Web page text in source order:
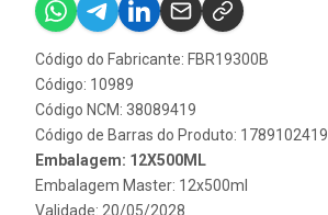
Código do Fabricante: FBR19300B
Código: 10989
Código NCM: 38089419
Código de Barras do Produto:
Embalagem: 12X500ML
Embalagem Master: 12x500ml
Validade: 20/05/2028